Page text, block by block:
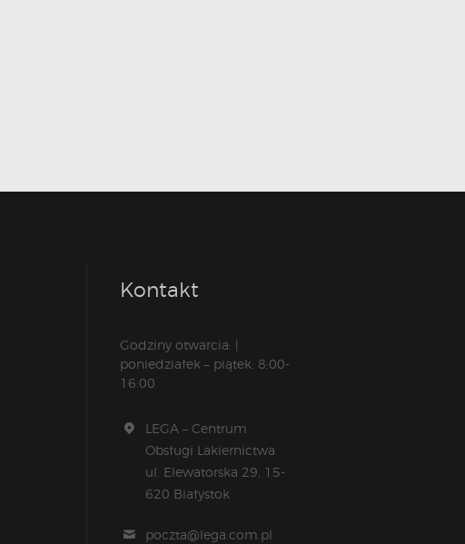
Kontakt
Godziny otwarcia: |
poniedziałek – piątek: 8:00-
16:00
LEGA – Centrum
Obsługi Lakiernictwa
ul. Elewatorska 29, 15-
620 Białystok
poczta@lega.com.pl